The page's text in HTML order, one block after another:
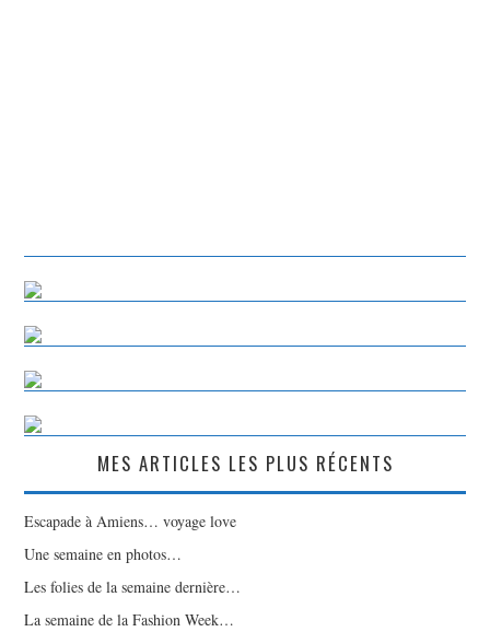
MES ARTICLES LES PLUS RÉCENTS
Escapade à Amiens… voyage love
Une semaine en photos…
Les folies de la semaine dernière…
La semaine de la Fashion Week…